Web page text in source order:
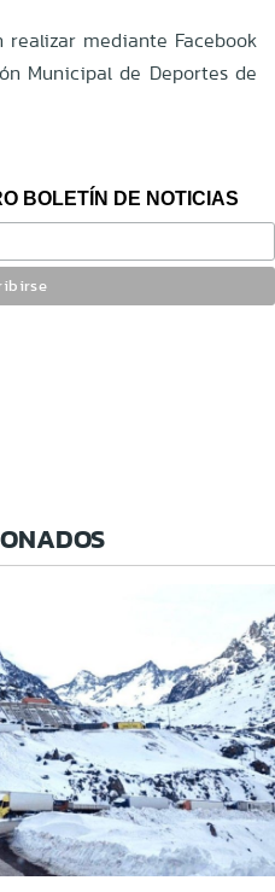
realizar mediante Facebook
Municipal de Deportes de
BOLETÍN DE NOTICIAS